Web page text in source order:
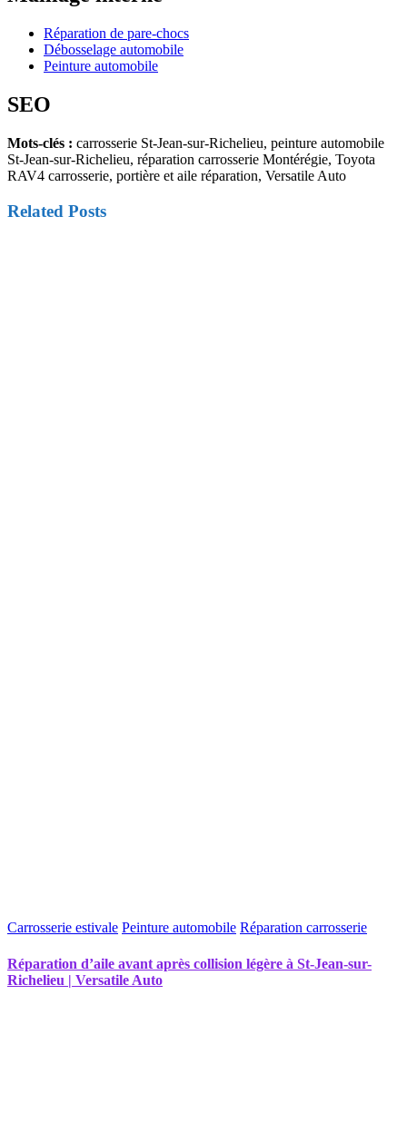
Réparation de pare-chocs
Débosselage automobile
Peinture automobile
SEO
Mots-clés : carrosserie St-Jean-sur-Richelieu, peinture automobile
St-Jean-sur-Richelieu, réparation carrosserie Montérégie, Toyota
RAV4 carrosserie, portière et aile réparation, Versatile Auto
Related Posts
Carrosserie estivale Peinture automobile Réparation carrosserie
Réparation d’aile avant après collision légère à St-Jean-sur-
Richelieu | Versatile Auto